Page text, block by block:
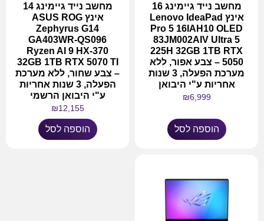
מחשב נייד גיימינג 16
אינץ Lenovo IdeaPad
Pro 5 16IAH10 OLED
83JM002AIV Ultra 5
225H 32GB 1TB RTX
5050 – צבע אפור, ללא
מערכת הפעלה, 3 שנות
אחריות ע"י היבואן
₪6,999
הוספה לסל
מחשב נייד גיימינג 14
אינץ ASUS ROG
Zephyrus G14
GA403WR-QS096
Ryzen AI 9 HX-370
32GB 1TB RTX 5070 TI
– צבע שחור, ללא מערכת
הפעלה, 3 שנות אחריות
ע"י היבואן הרשמי
₪12,155
הוספה לסל